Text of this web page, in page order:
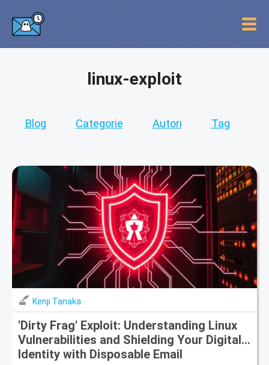
linux-exploit
Blog Categorie Autori Tag
Kenji Tanaka
'Dirty Frag' Exploit: Understanding Linux
Vulnerabilities and Shielding Your Digital
Identity with Disposable Email